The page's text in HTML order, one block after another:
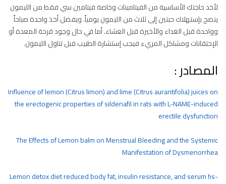
لأخد حاجتك الأساسية من الفيتامينات وخاصة فيتامين سي فقط من الليمون
ينصح بإستهلاك حبتين إلى ثلاث من الليمون يومياً. ويفضل أخذ واحدة صباحاً
وواحدة قبل الغداء والأخيرة قبل العشاء. أما في حال وجود قرحة المعدة أو
الإحتقانات ومشاكل المريء فيجب إستشارة الطبيب قبل تناول الليمون.
المصادر :
Influence of lemon (Citrus limon) and lime (Citrus aurantifolia) juices on
the erectogenic properties of sildenafil in rats with L-NAME-induced
erectile dysfunction
The Effects of Lemon balm on Menstrual Bleeding and the Systemic
Manifestation of Dysmenorrhea
Lemon detox diet reduced body fat, insulin resistance, and serum hs-